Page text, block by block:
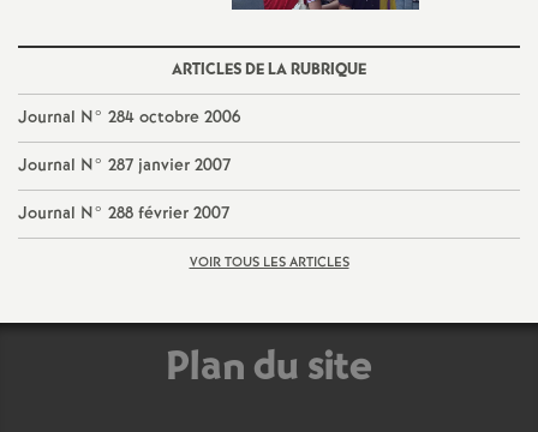
i
g
n
e
e
ARTICLES DE LA RUBRIQUE
Journal N° 284 octobre 2006
Journal N° 287 janvier 2007
Journal N° 288 février 2007
VOIR TOUS LES ARTICLES
Plan du site